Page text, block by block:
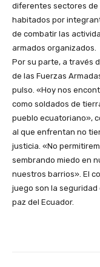
diferentes sectores de
habitados por
de combatir las
armados organizados.
Por su parte, a través
de las Fuerzas
pulso. «Hoy nos
como soldados de
pueblo ecuatoriano»,
al que enfrentan no
justicia. «No
sembrando miedo en
nuestros barrios». El
juego son la seguridad
paz del Ecuador.